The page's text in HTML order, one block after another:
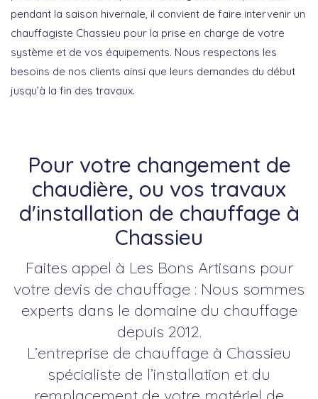
pendant la saison hivernale, il convient de faire intervenir un
chauffagiste Chassieu pour la prise en charge de votre
système et de vos équipements. Nous respectons les
besoins de nos clients ainsi que leurs demandes du début
jusqu’à la fin des travaux.
Pour votre changement de
chaudière, ou vos travaux
d'installation de chauffage à
Chassieu
Faites appel à Les Bons Artisans pour
votre devis de chauffage : Nous sommes
experts dans le domaine du chauffage
depuis 2012.
L’entreprise de chauffage à Chassieu
spécialiste de l’installation et du